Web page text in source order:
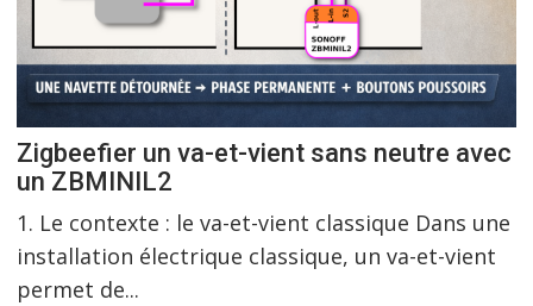
Zigbeefier un va-et-vient sans neutre avec
un ZBMINIL2
1. Le contexte : le va-et-vient classique Dans une
installation électrique classique, un va-et-vient
permet de...